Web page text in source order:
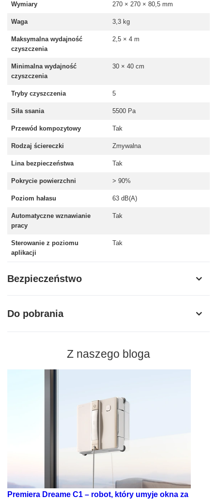
Wymiary 270 × 270 × 80,5 mm
Waga 3,3 kg
Maksymalna wydajność
czyszczenia
2,5 × 4 m
Minimalna wydajność
czyszczenia
30 × 40 cm
Tryby czyszczenia 5
Siła ssania 5500 Pa
Przewód kompozytowy Tak
Rodzaj ściereczki Zmywalna
Lina bezpieczeństwa Tak
Pokrycie powierzchni > 90%
Poziom hałasu 63 dB(A)
Automatyczne wznawianie
pracy
Tak
Sterowanie z poziomu
aplikacji
Tak
Bezpieczeństwo
Do pobrania
Z naszego bloga
Premiera Dreame C1 – robot, który umyje okna za